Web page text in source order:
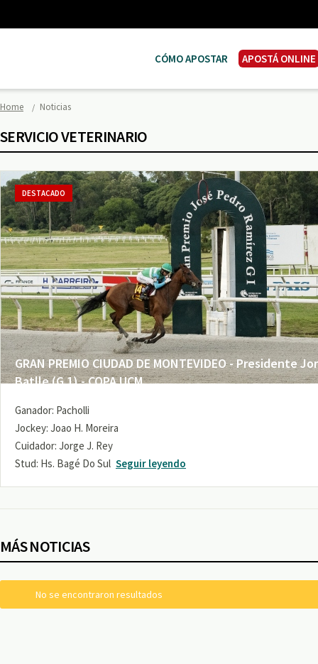
CÓMO APOSTAR APOSTÁ ONLINE
Home Noticias
SERVICIO VETERINARIO
GRAN PREMIO CIUDAD DE MONTEVIDEO - Presidente
Batlle (G 1) - COPA UCM
DESTACADO
Ganador: Pacholli
Jockey: Joao H. Moreira
Cuidador: Jorge J. Rey
Stud: Hs. Bagé Do Sul Seguir leyendo
MÁS NOTICIAS
No se encontraron resultados